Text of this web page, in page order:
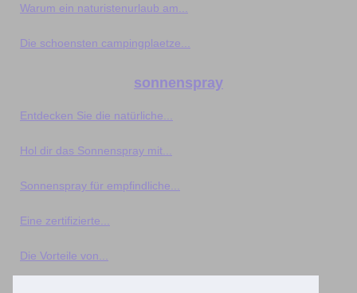
Warum ein naturistenurlaub am...
Die schoensten campingplaetze...
sonnenspray
Entdecken Sie die natürliche...
Hol dir das Sonnenspray mit...
Sonnenspray für empfindliche...
Eine zertifizierte...
Die Vorteile von...